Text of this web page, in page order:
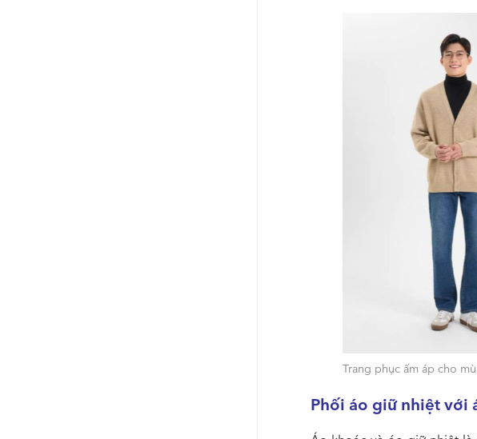
Trang phục ấm áp cho
Phối áo giữ nhiệt với